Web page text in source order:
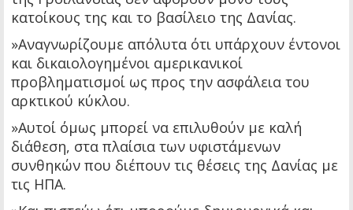
κατοίκους της και το βασίλειο της Δανίας.
»Αναγνωρίζουμε απόλυτα ότι υπάρχουν έντονοι
και δικαιολογημένοι αμερικανικοί
προβληματισμοί ως προς την ασφάλεια του
αρκτικού κύκλου.
»Αυτοί όμως μπορεί να επιλυθούν με καλή
διάθεση, στα πλαίσια των υφιστάμενων
συνθηκών που διέπουν τις θέσεις της Δανίας με
τις ΗΠΑ.